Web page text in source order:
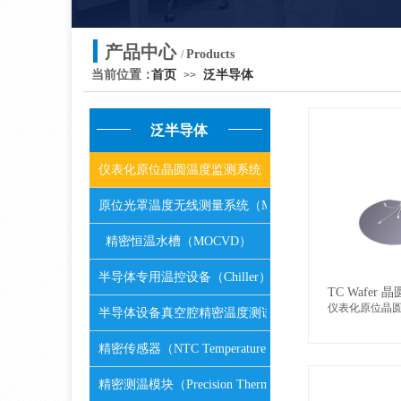
产品中心 /Products
当前位置：首页 >> 泛半导体
TC Wafer 晶
仪表化原位晶
泛半导体
仪表化原位晶圆温度监测系统（Wafer）
原位光罩温度无线测量系统（Mask）
精密恒温水槽（MOCVD）
半导体专用温控设备（Chiller）
半导体设备真空腔精密温度测试系统(Vac.TEMP )
精密传感器（NTC Temperature Probes）
精密测温模块（Precision Thermometer）